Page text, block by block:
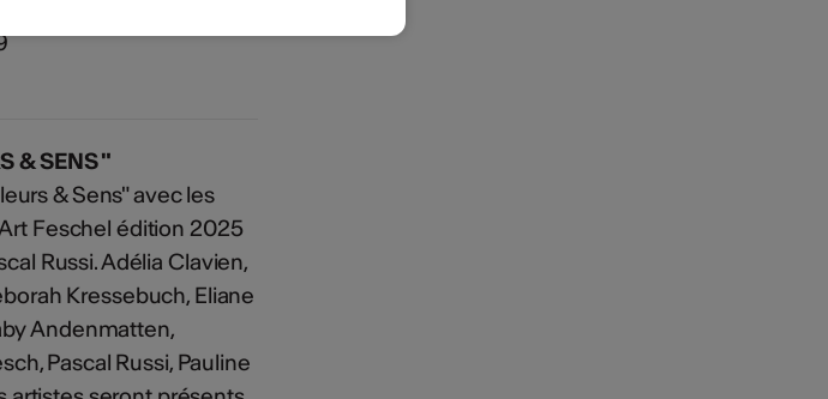
& SENS "
& Sens" avec les
Feschel édition 2025
Russi. Adélia Clavien,
Kressebuch, Eliane
Andenmatten,
Pascal Russi, Pauline